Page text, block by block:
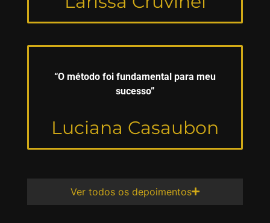
“O método foi fundamental para meu
sucesso”
Luciana Casaubon
Ver todos os depoimentos